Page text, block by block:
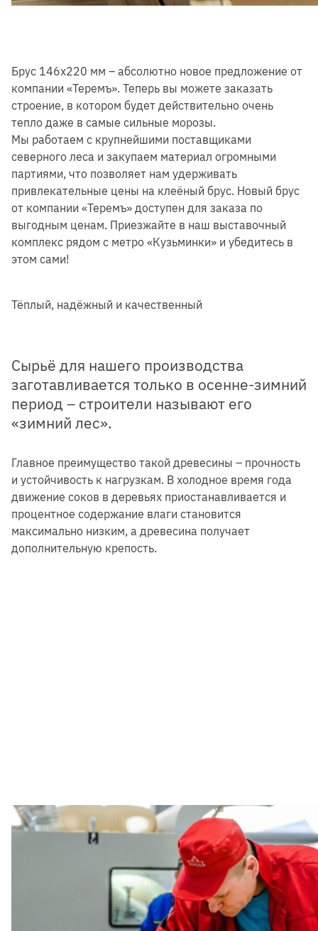
Брус 146х220 мм – абсолютно новое предложение от
компании «Теремъ». Теперь вы можете заказать
строение, в котором будет действительно очень
тепло даже в самые сильные морозы.
Мы работаем с крупнейшими поставщиками
северного леса и закупаем материал огромными
партиями, что позволяет нам удерживать
привлекательные цены на клеёный брус. Новый брус
от компании «Теремъ» доступен для заказа по
выгодным ценам. Приезжайте в наш выставочный
комплекс рядом с метро «Кузьминки» и убедитесь в
этом сами!
Тёплый, надёжный и качественный
Сырьё для нашего производства
заготавливается только в осенне-зимний
период – строители называют его
«зимний лес».
Главное преимущество такой древесины – прочность
и устойчивость к нагрузкам. В холодное время года
движение соков в деревьях приостанавливается и
процентное содержание влаги становится
максимально низким, а древесина получает
дополнительную крепость.